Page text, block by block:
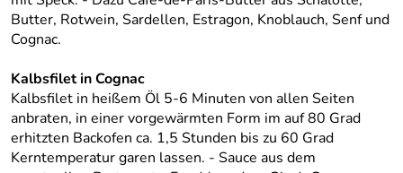
Butter, Rotwein, Sardellen, Estragon, Knoblauch, Senf und
Cognac.
Kalbsfilet in Cognac
Kalbsfilet in heißem Öl 5-6 Minuten von allen Seiten
anbraten, in einer vorgewärmten Form im auf 80 Grad
erhitzten Backofen ca. 1,5 Stunden bis zu 60 Grad
Kerntemperatur garen lassen. - Sauce aus dem